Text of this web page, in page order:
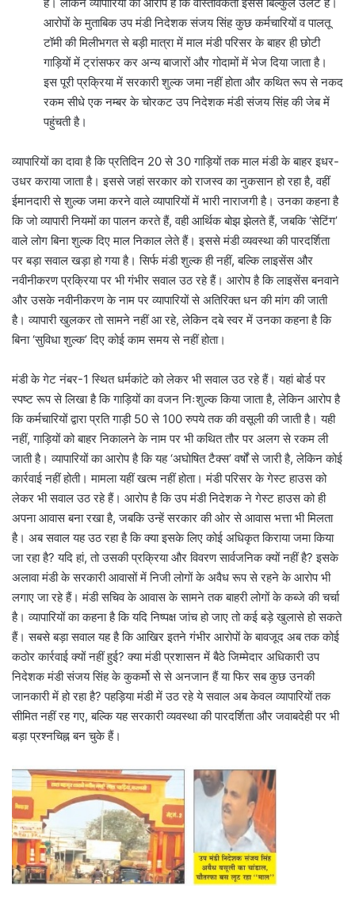
आरोपों के मुताबिक उप मंडी निदेशक संजय सिंह कुछ कर्मचारियों व पालतू
टॉमी की मिलीभगत से बड़ी मात्रा में माल मंडी परिसर के बाहर ही छोटी
गाड़ियों में ट्रांसफर कर अन्य बाजारों और गोदामों में भेज दिया जाता है।
इस पूरी प्रक्रिया में सरकारी शुल्क जमा नहीं होता और कथित रूप से नकद
रकम सीधे एक नम्बर के चोरकट उप निदेशक मंडी संजय सिंह की जेब में
पहुंचती है।
व्यापारियों का दावा है कि प्रतिदिन 20 से 30 गाड़ियों तक माल मंडी के बाहर इधर-
उधर कराया जाता है। इससे जहां सरकार को राजस्व का नुकसान हो रहा है, वहीं
ईमानदारी से शुल्क जमा करने वाले व्यापारियों में भारी नाराजगी है। उनका कहना है
कि जो व्यापारी नियमों का पालन करते हैं, वही आर्थिक बोझ झेलते हैं, जबकि ‘सेटिंग’
वाले लोग बिना शुल्क दिए माल निकाल लेते हैं। इससे मंडी व्यवस्था की पारदर्शिता
पर बड़ा सवाल खड़ा हो गया है। सिर्फ मंडी शुल्क ही नहीं, बल्कि लाइसेंस और
नवीनीकरण प्रक्रिया पर भी गंभीर सवाल उठ रहे हैं। आरोप है कि लाइसेंस बनवाने
और उसके नवीनीकरण के नाम पर व्यापारियों से अतिरिक्त धन की मांग की जाती
है। व्यापारी खुलकर तो सामने नहीं आ रहे, लेकिन दबे स्वर में उनका कहना है कि
बिना ‘सुविधा शुल्क’ दिए कोई काम समय से नहीं होता।
मंडी के गेट नंबर-1 स्थित धर्मकांटे को लेकर भी सवाल उठ रहे हैं। यहां बोर्ड पर
स्पष्ट रूप से लिखा है कि गाड़ियों का वजन निःशुल्क किया जाता है, लेकिन आरोप है
कि कर्मचारियों द्वारा प्रति गाड़ी 50 से 100 रुपये तक की वसूली की जाती है। यही
नहीं, गाड़ियों को बाहर निकालने के नाम पर भी कथित तौर पर अलग से रकम ली
जाती है। व्यापारियों का आरोप है कि यह ‘अघोषित टैक्स’ वर्षों से जारी है, लेकिन कोई
कार्रवाई नहीं होती। मामला यहीं खत्म नहीं होता। मंडी परिसर के गेस्ट हाउस को
लेकर भी सवाल उठ रहे हैं। आरोप है कि उप मंडी निदेशक ने गेस्ट हाउस को ही
अपना आवास बना रखा है, जबकि उन्हें सरकार की ओर से आवास भत्ता भी मिलता
है। अब सवाल यह उठ रहा है कि क्या इसके लिए कोई अधिकृत किराया जमा किया
जा रहा है? यदि हां, तो उसकी प्रक्रिया और विवरण सार्वजनिक क्यों नहीं है? इसके
अलावा मंडी के सरकारी आवासों में निजी लोगों के अवैध रूप से रहने के आरोप भी
लगाए जा रहे हैं। मंडी सचिव के आवास के सामने तक बाहरी लोगों के कब्जे की चर्चा
है। व्यापारियों का कहना है कि यदि निष्पक्ष जांच हो जाए तो कई बड़े खुलासे हो सकते
हैं। सबसे बड़ा सवाल यह है कि आखिर इतने गंभीर आरोपों के बावजूद अब तक कोई
कठोर कार्रवाई क्यों नहीं हुई? क्या मंडी प्रशासन में बैठे जिम्मेदार अधिकारी उप
निदेशक मंडी संजय सिंह के कुकर्मो से से अनजान हैं या फिर सब कुछ उनकी
जानकारी में हो रहा है? पहड़िया मंडी में उठ रहे ये सवाल अब केवल व्यापारियों तक
सीमित नहीं रह गए, बल्कि यह सरकारी व्यवस्था की पारदर्शिता और जवाबदेही पर भी
बड़ा प्रश्नचिह्न बन चुके हैं।